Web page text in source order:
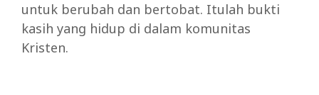
untuk berubah dan bertobat. Itulah bukti
kasih yang hidup di dalam komunitas
Kristen.